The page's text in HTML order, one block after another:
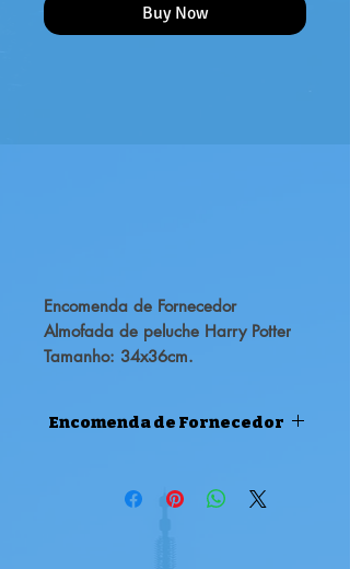
Buy Now
Encomenda de Fornecedor
Almofada de peluche Harry Potter
Tamanho: 34x36cm.
Encomenda de Fornecedor
Atenção, este produto é uma
encomenda de fornecedor, pode